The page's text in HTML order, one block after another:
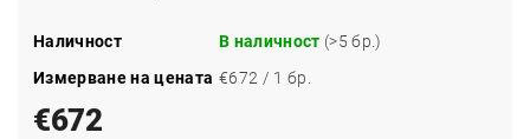
Наличност В наличност (>5 бр.)
Измерване на цената €672 / 1 бр.
€672